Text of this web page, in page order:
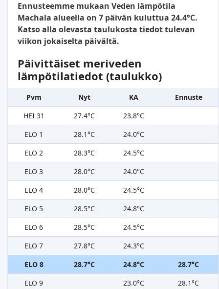
Ennusteemme mukaan Veden lämpötila
Machala alueella on 7 päivän kuluttua 24.4°C.
Katso alla olevasta taulukosta tiedot tulevan
viikon jokaiselta päivältä.
Päivittäiset meriveden
lämpötilatiedot (taulukko)
Pvm Nyt KA
Ennuste
HEI 31
27.4°C
23.8°C
ELO 1
28.1°C
24.0°C
ELO 2
28.3°C
24.5°C
ELO 3
28.0°C
24.0°C
ELO 4
28.0°C
24.5°C
ELO 5
28.5°C
24.8°C
ELO 6
28.5°C
24.5°C
ELO 7
27.8°C
24.3°C
ELO 8
28.7°C 24.8°C
28.7°C
ELO 9
23.0°C 28.1°C